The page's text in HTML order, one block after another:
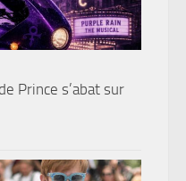
Prince s’abat sur